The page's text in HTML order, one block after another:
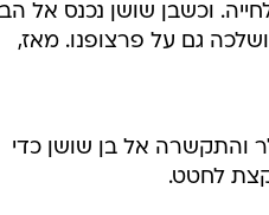
וכשבן שושן נכנס אל
גם על פרצופנו. מאז,
והתקשרה אל בן שושן כדי
קצת לחטט.